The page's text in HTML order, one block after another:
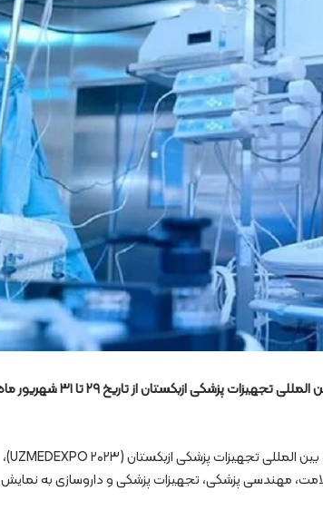
در نمایشگاه بین‌ المللی تجهیزات پزشکی ازبکستان (UZMEDEXPO ۲۰۲۳)،
مهندسی پزشکی، تجهیزات پزشکی و داروسازی به نمایش